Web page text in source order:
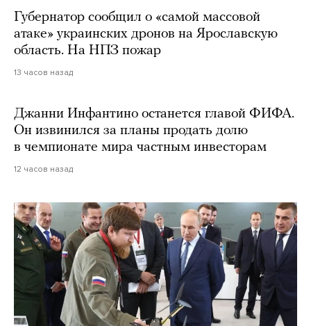
Губернатор сообщил о «самой массовой
атаке» украинских дронов на Ярославскую
область. На НПЗ пожар
13 часов назад
Джанни Инфантино останется главой ФИФА.
Он извинился за планы продать долю
в чемпионате мира частным инвесторам
12 часов назад